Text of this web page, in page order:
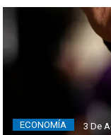
ECONOMÍA 3 De